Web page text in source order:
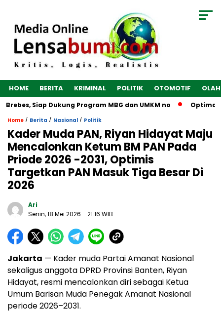
HOME BERITA KRIMINAL POLITIK OTOMOTIF
Siap Dukung Program MBG dan UMKM no Optimalkan
Home / Berita / Nasional / Politik
Kader Muda PAN, Riyan Hidayat Maju
Mencalonkan Ketum BM PAN Pada
Priode 2026 -2031, Optimis
Targetkan PAN Masuk Tiga Besar Di
2026
Ari
Senin, 18 Mei 2026 - 21:16 WIB
Jakarta — Kader muda Partai Amanat Nasional
sekaligus anggota DPRD Provinsi Banten, Riyan
Hidayat, resmi mencalonkan diri sebagai Ketua
Umum Barisan Muda Penegak Amanat Nasional
periode 2026–2031.